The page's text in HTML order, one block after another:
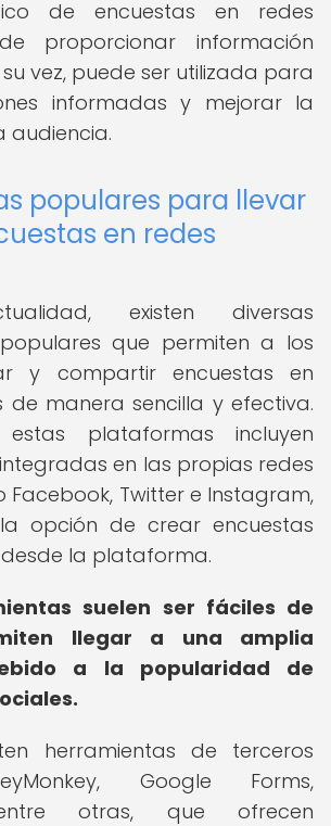
de encuestas en redes
proporcionar información
vez, puede ser utilizada para
informadas y mejorar la
audiencia.
populares para llevar
en redes
existen diversas
que permiten a los
y compartir encuestas en
de manera sencilla y efectiva.
plataformas incluyen
en las propias redes
Facebook, Twitter e Instagram,
opción de crear encuestas
la plataforma.
suelen ser fáciles de
llegar a una amplia
a la popularidad de
herramientas de terceros
Google Forms,
otras, que ofrecen